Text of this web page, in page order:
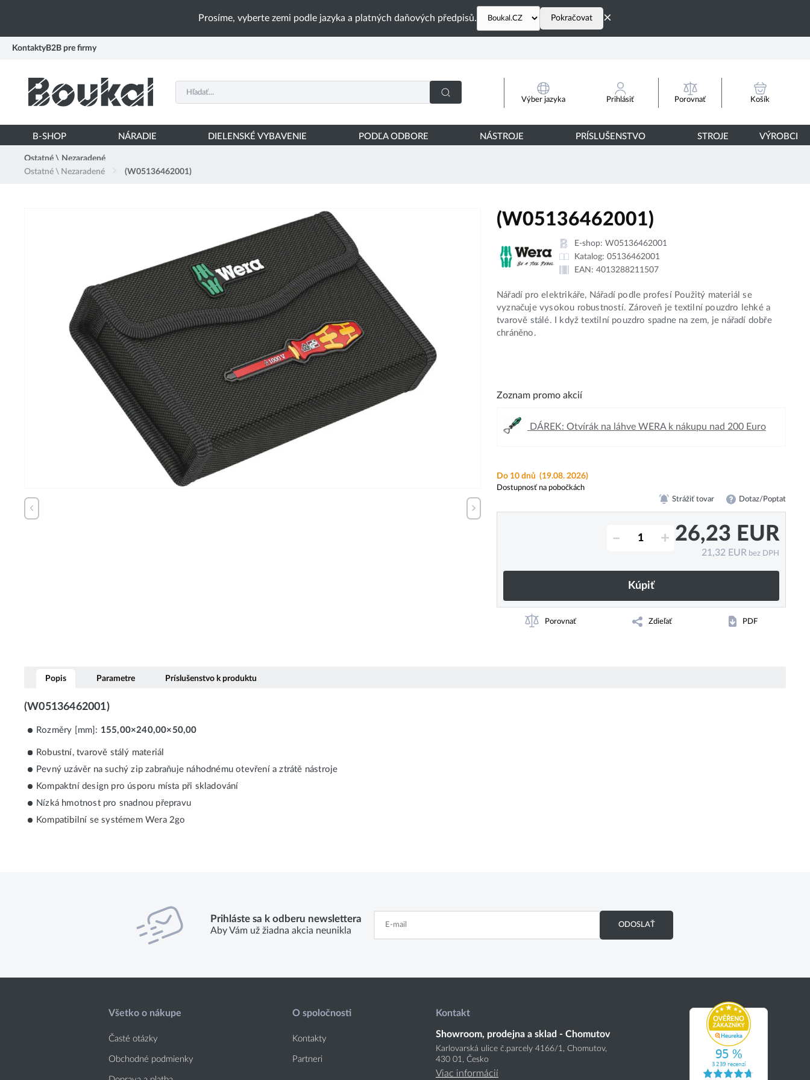
Prosíme, vyberte zemi podle jazyka a platných daňových předpisů. Pokračovat ×
Kontakty B2B pre firmy
Výber jazyka Prihlásiť Porovnať Košík
B-SHOP NÁRADIE DIELENSKÉ VYBAVENIE PODĽA ODBORE NÁSTROJE PRÍSLUŠENSTVO STROJE VÝROBCI
Ostatné \ Nezaradené
Ostatné \ Nezaradené
(W05136462001)
(W05136462001)
E-shop: W05136462001
Katalog: 05136462001
EAN: 4013288211507
Nářadí pro elektrikáře, Nářadí podle profesí Použitý materiál se
vyznačuje vysokou robustností. Zároveň je textilní pouzdro lehké a
tvarově stálé. I když textilní pouzdro spadne na zem, je nářadí dobře
chráněno.
Zoznam promo akcií
DÁREK: Otvírák na láhve WERA k nákupu nad 200 Euro
Do 10 dnů (19.08. 2026)
Dostupnosť na pobočkách
Strážiť tovar Dotaz/Poptat
– + 26,23 EUR
21,32 EUR bez DPH
Kúpiť
Porovnať Zdieľať PDF
Popis Parametre Príslušenstvo k produktu
(W05136462001)
Rozměry [mm]: 155,00×240,00×50,00
Robustní, tvarově stálý materiál
Pevný uzávěr na suchý zip zabraňuje náhodnému otevření a ztrátě nástroje
Kompaktní design pro úsporu místa při skladování
Nízká hmotnost pro snadnou přepravu
Kompatibilní se systémem Wera 2go
Prihláste sa k odberu newslettera
Aby Vám už žiadna akcia neunikla
ODOSLAŤ
Všetko o nákupe
Časté otázky
Obchodné podmienky
O spoločnosti
Kontakty
Partneri
Kontakt
Showroom, prodejna a sklad - Chomutov
Karlovarská ulice č.parcely 4166/1, Chomutov,
430 01, Česko
Viac informácií